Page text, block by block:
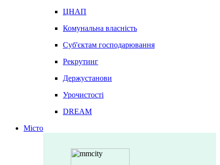
ЦНАП
Комунальна власність
Суб'єктам господарювання
Рекрутинг
Держустанови
Урочистості
DREAM
Місто